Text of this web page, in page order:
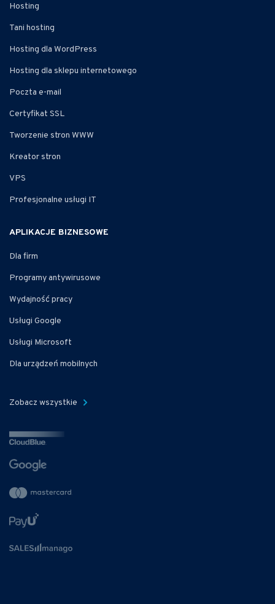
Hosting
Tani hosting
Hosting dla WordPress
Hosting dla sklepu internetowego
Poczta e-mail
Certyfikat SSL
Tworzenie stron WWW
Kreator stron
VPS
Profesjonalne usługi IT
APLIKACJE BIZNESOWE
Dla firm
Programy antywirusowe
Wydajność pracy
Usługi Google
Usługi Microsoft
Dla urządzeń mobilnych
Zobacz wszystkie